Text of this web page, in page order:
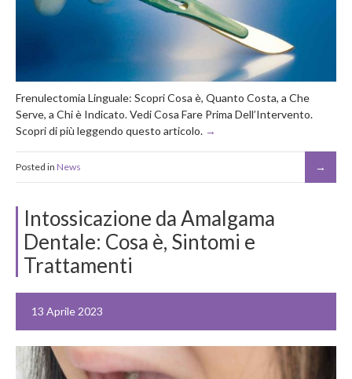
Frenulectomia Linguale: Scopri Cosa è, Quanto Costa, a Che
Serve, a Chi è Indicato. Vedi Cosa Fare Prima Dell’Intervento.
Scopri di più leggendo questo articolo.
Posted in News
Intossicazione da Amalgama
Dentale: Cosa è, Sintomi e
Trattamenti
13 Aprile 2023